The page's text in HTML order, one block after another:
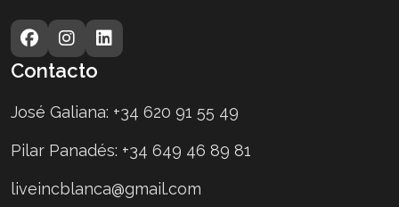
Contacto
José Galiana: +34 620 91 55 49
Pilar Panadés: +34 649 46 89 81
liveincblanca@gmail.com